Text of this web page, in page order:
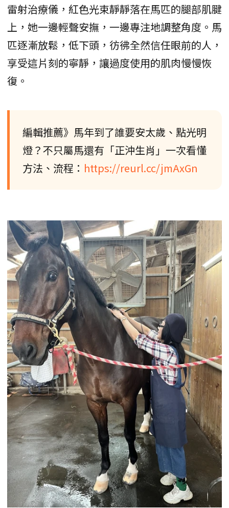
雷射治療儀，紅色光束靜靜落在馬匹的腿部肌腱
上，她一邊輕聲安撫，一邊專注地調整角度。馬
匹逐漸放鬆，低下頭，彷彿全然信任眼前的人，
享受這片刻的寧靜，讓過度使用的肌肉慢慢恢
復。
編輯推薦》馬年到了誰要安太歲、點光明
燈？不只屬馬還有「正沖生肖」一次看懂
方法、流程： https://reurl.cc/jmAxGn